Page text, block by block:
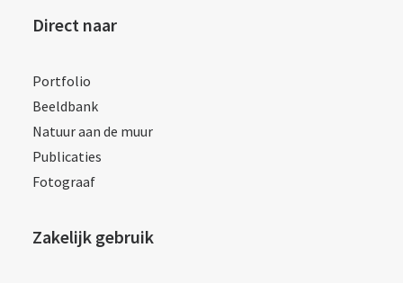
Direct naar
Portfolio
Beeldbank
Natuur aan de muur
Publicaties
Fotograaf
Zakelijk gebruik